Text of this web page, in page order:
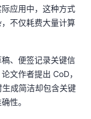
应用中，这种方式
不仅耗费大量计算
、便签记录关键信
文作者提出 CoD，
成简洁却包含关键
性。